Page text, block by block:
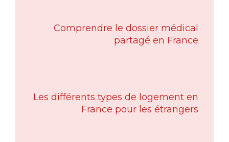
Comprendre le dossier médical
partagé en France
Les différents types de logement en
France pour les étrangers